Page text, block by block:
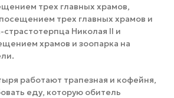
трех главных храмов,
трех главных храмов и
Николая II и
храмов и зоопарка на
работают трапезная и кофейня,
еду, которую обитель